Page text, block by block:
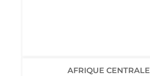
AFRIQUE CENTRALE